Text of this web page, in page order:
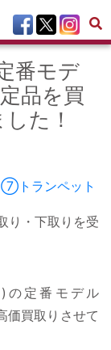
番モデ
品を買
た！
⑦トランペット
り・下取りを受
の定番モデル
価買取りさせて